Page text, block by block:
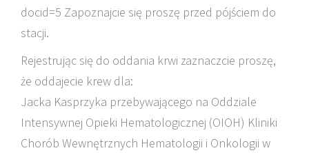
docid=5 Zapoznajcie się proszę przed pójściem do
stacji.
Rejestrując się do oddania krwi zaznaczcie proszę,
że oddajecie krew dla:
Jacka Kasprzyka przebywającego na Oddziale
Intensywnej Opieki Hematologicznej (OIOH) Kliniki
Chorób Wewnętrznych Hematologii i Onkologii w